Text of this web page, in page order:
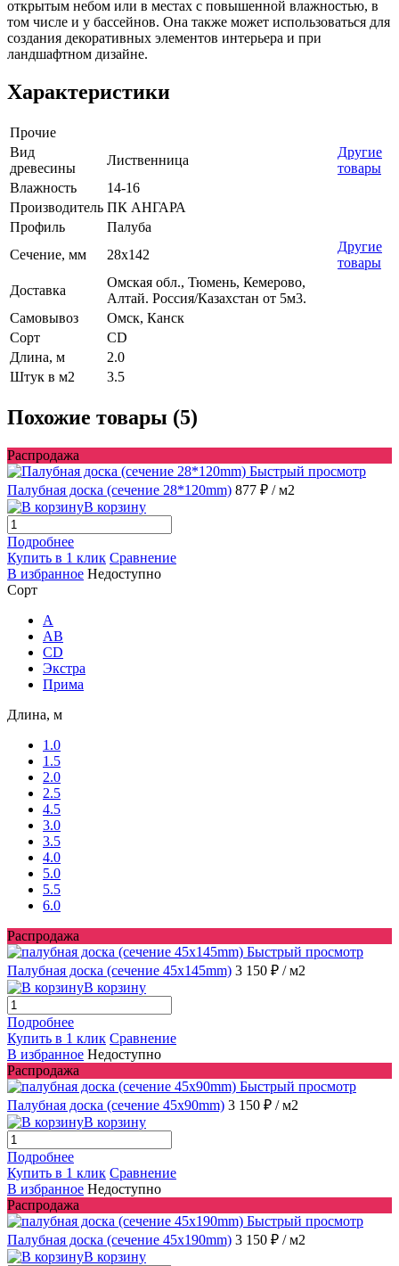
открытым небом или в местах с повышенной влажностью, в
том числе и у бассейнов. Она также может использоваться для
создания декоративных элементов интерьера и при
ландшафтном дизайне.
Характеристики
Прочие
Вид
древесины
Лиственница
Другие
товары
Влажность
14-16
Производитель ПК АНГАРА
Профиль
Палуба
Сечение, мм
28x142
Другие
товары
Доставка
Омская обл., Тюмень, Кемерово,
Алтай. Россия/Казахстан от 5м3.
Самовывоз
Омск, Канск
Сорт
CD
Длина, м
2.0
Штук в м2
3.5
Похожие товары (5)
Распродажа
Быстрый просмотр
Палубная доска (сечение 28*120mm) 877 ₽ / м2
В корзину
Подробнее
Купить в 1 клик Сравнение
В избранное Недоступно
Сорт
A
AB
CD
Экстра
Прима
Длина, м
1.0
1.5
2.0
2.5
4.5
3.0
3.5
4.0
5.0
5.5
6.0
Распродажа
Быстрый просмотр
Палубная доска (сечение 45x145mm) 3 150 ₽ / м2
В корзину
Подробнее
Купить в 1 клик Сравнение
В избранное Недоступно
Распродажа
Быстрый просмотр
Палубная доска (сечение 45x90mm) 3 150 ₽ / м2
В корзину
Подробнее
Купить в 1 клик Сравнение
В избранное Недоступно
Распродажа
Быстрый просмотр
Палубная доска (сечение 45x190mm) 3 150 ₽ / м2
В корзину